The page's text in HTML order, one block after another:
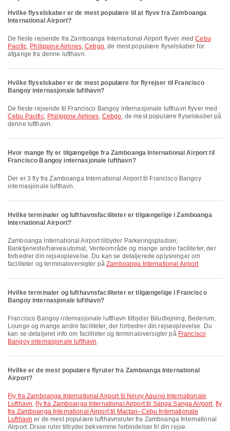
Hvilke flyselskaber er de mest populære til at flyve fra Zamboanga
International Airport?
De fleste rejsende fra Zamboanga International Airport flyver medCebu
Pacific, Philippine Airlines,Cebgo, de mest populære flyselskaber for
afgange fra denne lufthavn.
Hvilke flyselskaber er de mest populære for flyrejser til Francisco
Bangoy internasjonale lufthavn?
De fleste rejsende til Francisco Bangoy internasjonale lufthavn flyver med
Cebu Pacific, Philippine Airlines, Cebgo, de mest populære flyselskaber på
denne lufthavn.
Hvor mange fly er tilgængelige fra Zamboanga International Airport til
Francisco Bangoy internasjonale lufthavn?
Der er 3 fly fra Zamboanga International Airport til Francisco Bangoy
internasjonale lufthavn.
Hvilke terminaler og lufthavnsfaciliteter er tilgængelige i Zamboanga
International Airport?
Zamboanga International Airport tilbyder Parkeringspladser,
Banktjeneste/hæveautomat, Venteområde og mange andre faciliteter, der
forbedrer din rejseoplevelse. Du kan se detaljerede oplysninger om
faciliteter og terminaloversigter påZamboanga International Airport.
Hvilke terminaler og lufthavnsfaciliteter er tilgængelige i Francisco
Bangoy internasjonale lufthavn?
Francisco Bangoy internasjonale lufthavn tilbyder Biludlejning, Bederum,
Lounge og mange andre faciliteter, der forbedrer din rejseoplevelse. Du
kan se detaljeret info om faciliteter og terminaloversigter på Francisco
Bangoy internasjonale lufthavn.
Hvilke er de mest populære flyruter fra Zamboanga International
Airport?
fly fra Zamboanga International Airport til Ninoy Aquino Internationale
Lufthavn,fly fra Zamboanga International Airport til Sanga Sanga Airport, fly
fra Zamboanga International Airport til Mactan–Cebu Internationale
Lufthavn er de mest populære lufthavnsruter fra Zamboanga International
Airport. Disse ruter tilbyder bekvemme forbindelser til din rejse.